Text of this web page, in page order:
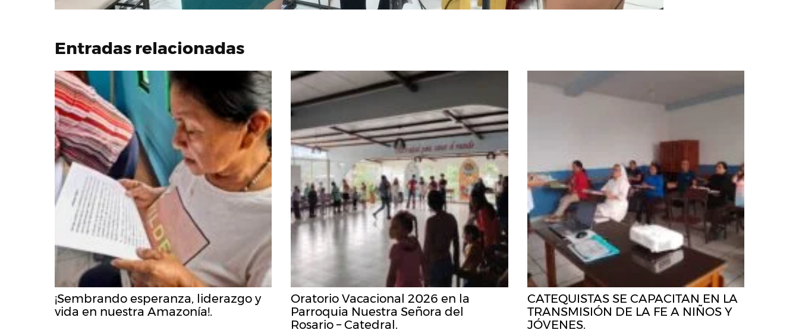
Entradas relacionadas
¡Sembrando esperanza, liderazgo y
vida en nuestra Amazonía!.
Oratorio Vacacional 2026 en la
Parroquia Nuestra Señora del
Rosario – Catedral.
CATEQUISTAS SE CAPACITAN EN LA
TRANSMISIÓN DE LA FE A NIÑOS Y
JÓVENES.